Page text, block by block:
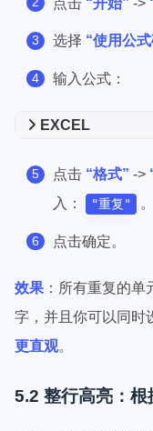
选择 “使用公
输入公式：
EXCEL
点击 “格式” ->
入：
"重复" 。
点击确定。
效果 ：所有重复的单
字，并且你可以同时
更直观。
5.2 整行高亮：